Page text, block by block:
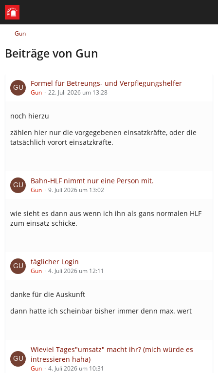
Gun
Beiträge von Gun
Formel für Betreungs- und Verpflegungshelfer
Gun 22. Juli 2026 um 13:28
noch hierzu
zählen hier nur die vorgegebenen einsatzkräfte, oder die
tatsächlich vorort einsatzkräfte.
Bahn-HLF nimmt nur eine Person mit.
Gun 9. Juli 2026 um 13:02
wie sieht es dann aus wenn ich ihn als gans normalen HLF
zum einsatz schicke.
täglicher Login
Gun 4. Juli 2026 um 12:11
danke für die Auskunft
dann hatte ich scheinbar bisher immer denn max. wert
Wieviel Tages"umsatz" macht ihr? (mich würde es
intressieren haha)
Gun 4. Juli 2026 um 10:31